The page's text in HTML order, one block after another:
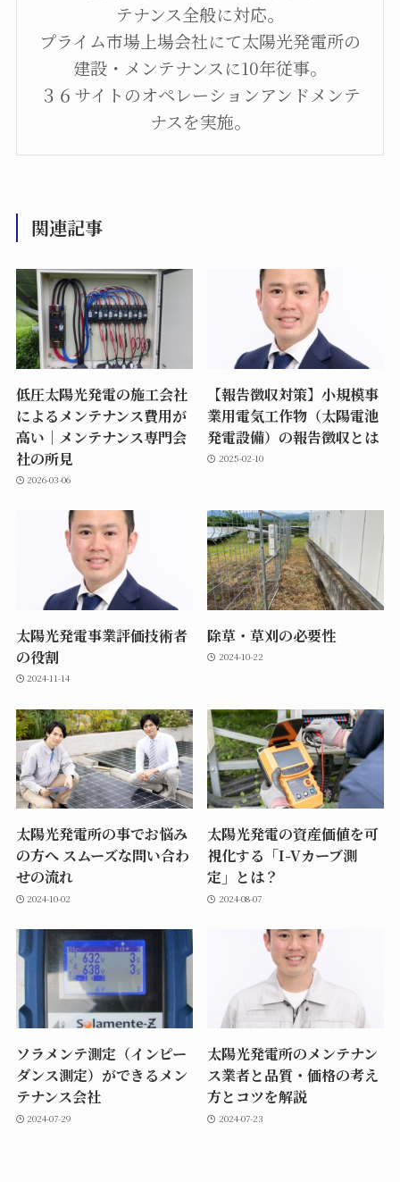
テナンス全般に対応。
プライム市場上場会社にて太陽光発電所の
建設・メンテナンスに10年従事。
３６サイトのオペレーションアンドメンテ
ナスを実施。
関連記事
低圧太陽光発電の施工会社
によるメンテナンス費用が
高い｜メンテナンス専門会
社の所見
2026-03-06
【報告徴収対策】小規模事
業用電気工作物（太陽電池
発電設備）の報告徴収とは
2025-02-10
太陽光発電事業評価技術者
の役割
2024-11-14
除草・草刈の必要性
2024-10-22
太陽光発電所の事でお悩み
の方へ スムーズな問い合わ
せの流れ
2024-10-02
太陽光発電の資産価値を可
視化する「I-Vカーブ測
定」とは？
2024-08-07
ソラメンテ測定（インピー
ダンス測定）ができるメン
テナンス会社
2024-07-29
太陽光発電所のメンテナン
ス業者と品質・価格の考え
方とコツを解説
2024-07-23